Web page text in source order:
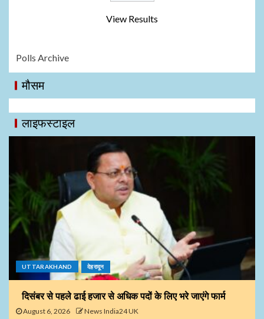
View Results
Polls Archive
मौसम
लाइफस्टाइल
UTTARAKHAND देहरादून
दिसंबर से पहले ढाई हजार से अधिक पदों के लिए भरे जाएंगे फार्म
August 6, 2026 News India24 UK